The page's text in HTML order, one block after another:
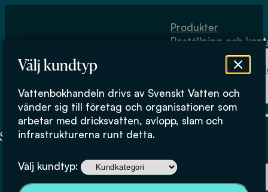
Välj kundtyp
Vattenbokhandeln drivs av Svenskt Vatten och
vänder sig till företag och organisationer som
arbetar med dricksvatten, avlopp, slam och
infrastrukturerna runt detta.
Välj kundtyp:
Produkter
Beställning och
Fysiskt lager
Beställning och kontakt